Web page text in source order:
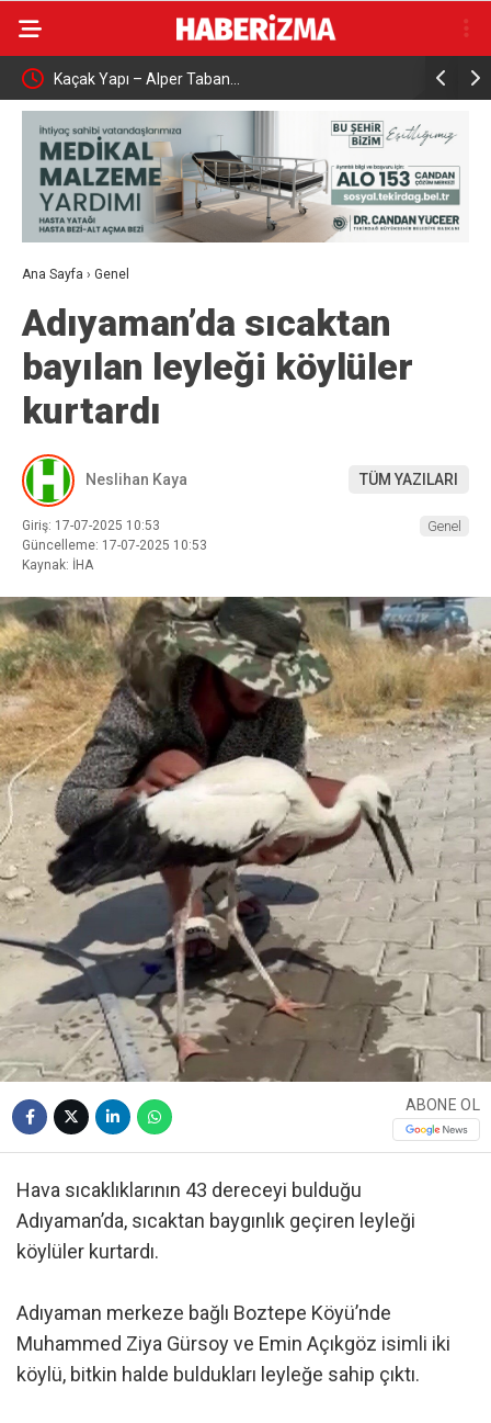
Kaçak Yapı – Alper Taban… Çalışma
Ana Sayfa › Genel
Adıyaman’da sıcaktan
bayılan leyleği köylüler
kurtardı
Neslihan Kaya TÜM YAZILARI
Giriş: 17-07-2025 10:53
Güncelleme: 17-07-2025 10:53
Kaynak: İHA
Genel
ABONE OL
Hava sıcaklıklarının 43 dereceyi bulduğu
Adıyaman’da, sıcaktan baygınlık geçiren leyleği
köylüler kurtardı.
Adıyaman merkeze bağlı Boztepe Köyü’nde
Muhammed Ziya Gürsoy ve Emin Açıkgöz isimli iki
köylü, bitkin halde buldukları leyleğe sahip çıktı.